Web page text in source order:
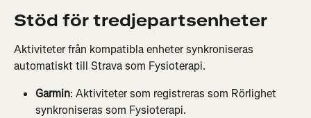
Stöd för tredjepartsenheter
Aktiviteter från kompatibla enheter synkroniseras
automatiskt till Strava som Fysioterapi.
Garmin: Aktiviteter som registreras som Rörlighet
synkroniseras som Fysioterapi.